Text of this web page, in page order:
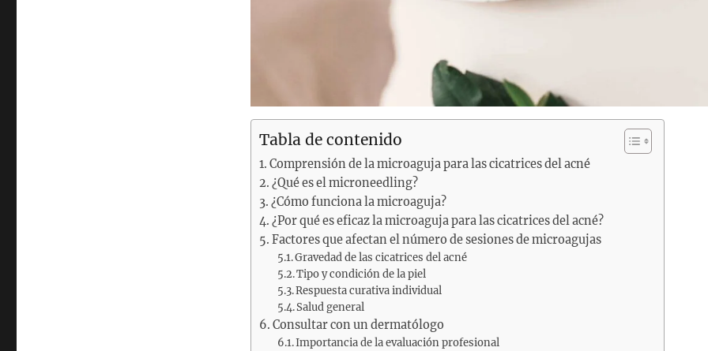
Tabla de contenido
Comprensión de la microaguja para las cicatrices del acné
¿Qué es el microneedling?
¿Cómo funciona la microaguja?
¿Por qué es eficaz la microaguja para las cicatrices del acné?
Factores que afectan el número de sesiones de microagujas
Gravedad de las cicatrices del acné
Tipo y condición de la piel
Respuesta curativa individual
Salud general
Consultar con un dermatólogo
Importancia de la evaluación profesional